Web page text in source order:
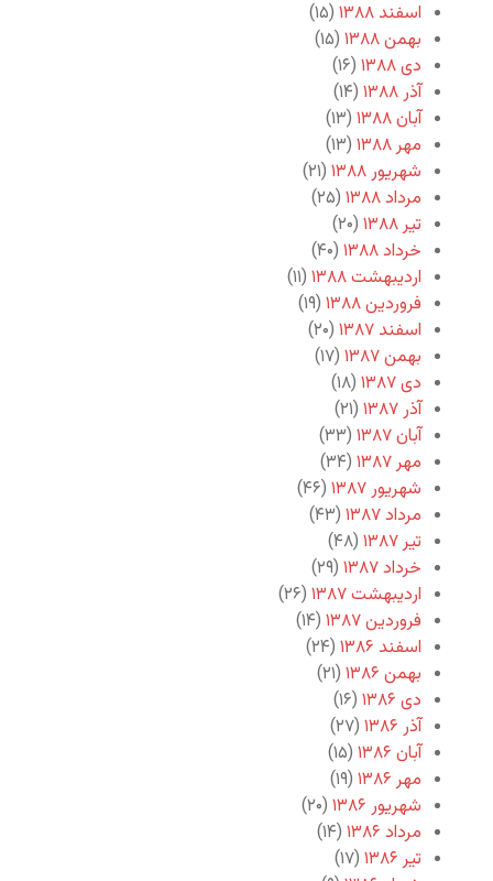
اسفند ۱۳۸۸
(۱۵)
بهمن ۱۳۸۸
(۱۵)
دی ۱۳۸۸
(۱۶)
آذر ۱۳۸۸
(۱۴)
آبان ۱۳۸۸
(۱۳)
مهر ۱۳۸۸
(۱۳)
شهریور ۱۳۸۸
(۲۱)
مرداد ۱۳۸۸
(۲۵)
تیر ۱۳۸۸
(۲۰)
خرداد ۱۳۸۸
(۴۰)
اردیبهشت ۱۳۸۸
(۱۱)
فروردین ۱۳۸۸
(۱۹)
اسفند ۱۳۸۷
(۲۰)
بهمن ۱۳۸۷
(۱۷)
دی ۱۳۸۷
(۱۸)
آذر ۱۳۸۷
(۲۱)
آبان ۱۳۸۷
(۳۳)
مهر ۱۳۸۷
(۳۴)
شهریور ۱۳۸۷
(۴۶)
مرداد ۱۳۸۷
(۴۳)
تیر ۱۳۸۷
(۴۸)
خرداد ۱۳۸۷
(۲۹)
اردیبهشت ۱۳۸۷
(۲۶)
فروردین ۱۳۸۷
(۱۴)
اسفند ۱۳۸۶
(۲۴)
بهمن ۱۳۸۶
(۲۱)
دی ۱۳۸۶
(۱۶)
آذر ۱۳۸۶
(۲۷)
آبان ۱۳۸۶
(۱۵)
مهر ۱۳۸۶
(۱۹)
شهریور ۱۳۸۶
(۲۰)
مرداد ۱۳۸۶
(۱۴)
تیر ۱۳۸۶
(۱۷)